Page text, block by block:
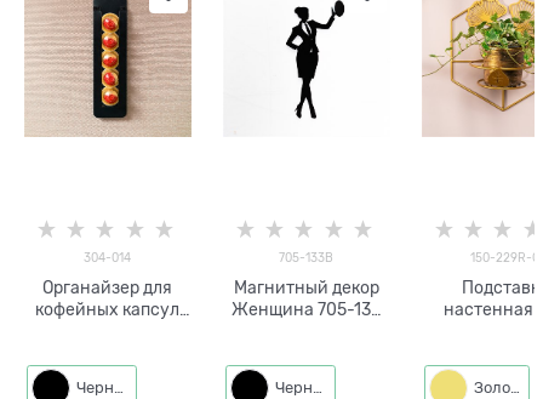
304-014
Органайзер для
кофейных капсул
Черный
705-133B
Магнитный декор
Женщина 705-133
Черный
150-229R-G
настенная
съёмной
Золото